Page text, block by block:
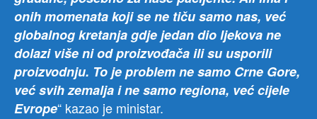
onih momenata koji se ne tiču samo nas, već
globalnog kretanja gdje jedan dio ljekova ne
dolazi više ni od proizvođača ili su usporili
proizvodnju. To je problem ne samo Crne Gore,
već svih zemalja i ne samo regiona, već cijele
Evrope“ kazao je ministar.